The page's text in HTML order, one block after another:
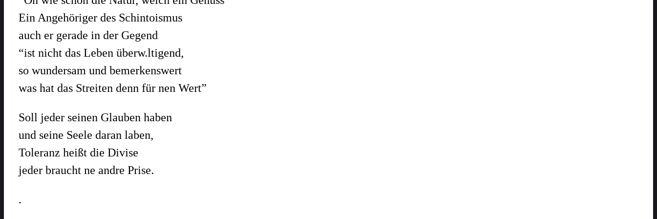
Ein Angehöriger des Schintoismus
auch er gerade in der Gegend
“ist nicht das Leben überw.ltigend,
so wundersam und bemerkenswert
was hat das Streiten denn für nen Wert”
Soll jeder seinen Glauben haben
und seine Seele daran laben,
Toleranz heißt die Divise
jeder braucht ne andre Prise.
.